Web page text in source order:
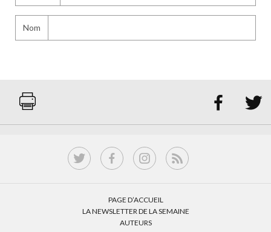
Nom
 
PAGE D’ACCUEIL
LA NEWSLETTER DE LA SEMAINE
AUTEURS